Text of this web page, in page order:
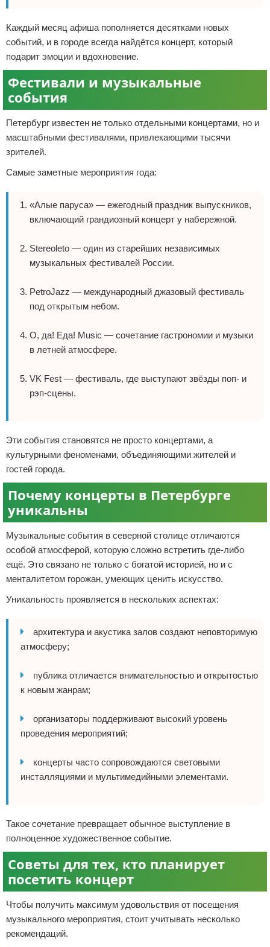
Каждый месяц афиша пополняется десятками новых
событий, и в городе всегда найдётся концерт, который
подарит эмоции и вдохновение.
Фестивали и музыкальные
события
Петербург известен не только отдельными концертами, но и
масштабными фестивалями, привлекающими тысячи
зрителей.
Самые заметные мероприятия года:
«Алые паруса» — ежегодный праздник выпускников,
включающий грандиозный концерт у набережной.
Stereoleto — один из старейших независимых
музыкальных фестивалей России.
PetroJazz — международный джазовый фестиваль
под открытым небом.
О, да! Еда! Music — сочетание гастрономии и музыки
в летней атмосфере.
VK Fest — фестиваль, где выступают звёзды поп- и
рэп-сцены.
Эти события становятся не просто концертами, а
культурными феноменами, объединяющими жителей и
гостей города.
Почему концерты в Петербурге
уникальны
Музыкальные события в северной столице отличаются
особой атмосферой, которую сложно встретить где-либо
ещё. Это связано не только с богатой историей, но и с
менталитетом горожан, умеющих ценить искусство.
Уникальность проявляется в нескольких аспектах:
архитектура и акустика залов создают неповторимую
атмосферу;
публика отличается внимательностью и открытостью
к новым жанрам;
организаторы поддерживают высокий уровень
проведения мероприятий;
концерты часто сопровождаются световыми
инсталляциями и мультимедийными элементами.
Такое сочетание превращает обычное выступление в
полноценное художественное событие.
Советы для тех, кто планирует
посетить концерт
Чтобы получить максимум удовольствия от посещения
музыкального мероприятия, стоит учитывать несколько
рекомендаций.